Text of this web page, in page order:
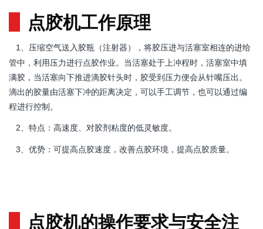
点胶机工作原理
1、 压缩空气送入胶瓶（注射器），将胶压进与活塞室相连的进给
管中，利用压力进行点胶作业。当活塞处于上冲程时，活塞室中填
满胶，当活塞向下推进滴胶针头时，胶受到压力便会从针嘴压出。
滴出的胶量由活塞下冲的距离决定，可以手工调节，也可以通过编
程进行控制。
2、 特点：高速度、对胶剂粘度的低灵敏度。
3、 优势：可提高点胶速度，改善点胶环境，提高点胶质量。
点胶机的操作要求与安全注